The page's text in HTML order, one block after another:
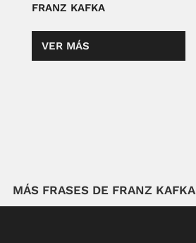
FRANZ KAFKA
VER MÁS
MÁS FRASES DE FRANZ KAFKA